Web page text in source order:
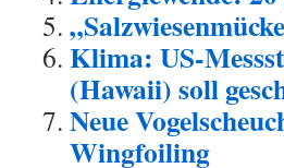
Klima: US-
(Hawaii) soll
Neue
Wingfoiling